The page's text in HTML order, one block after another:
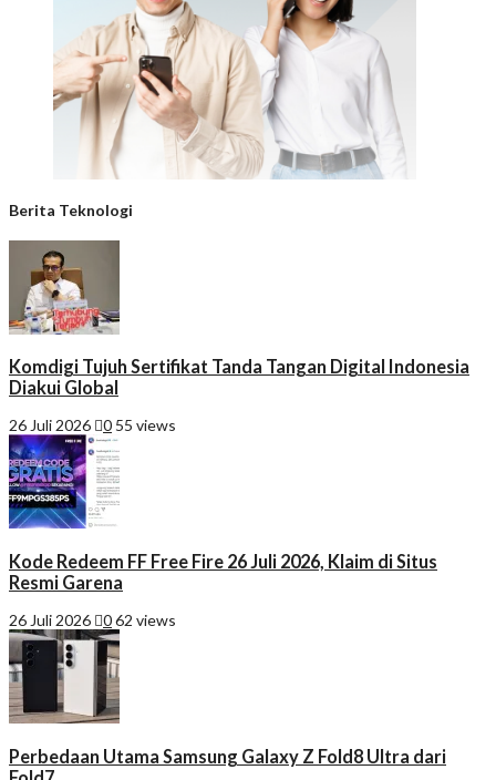
Berita Teknologi
Komdigi Tujuh Sertifikat Tanda Tangan Digital Indonesia
Diakui Global
26 Juli 2026 0 55 views
Kode Redeem FF Free Fire 26 Juli 2026, Klaim di Situs
Resmi Garena
26 Juli 2026 062 views
Perbedaan Utama Samsung Galaxy Z Fold8 Ultra dari